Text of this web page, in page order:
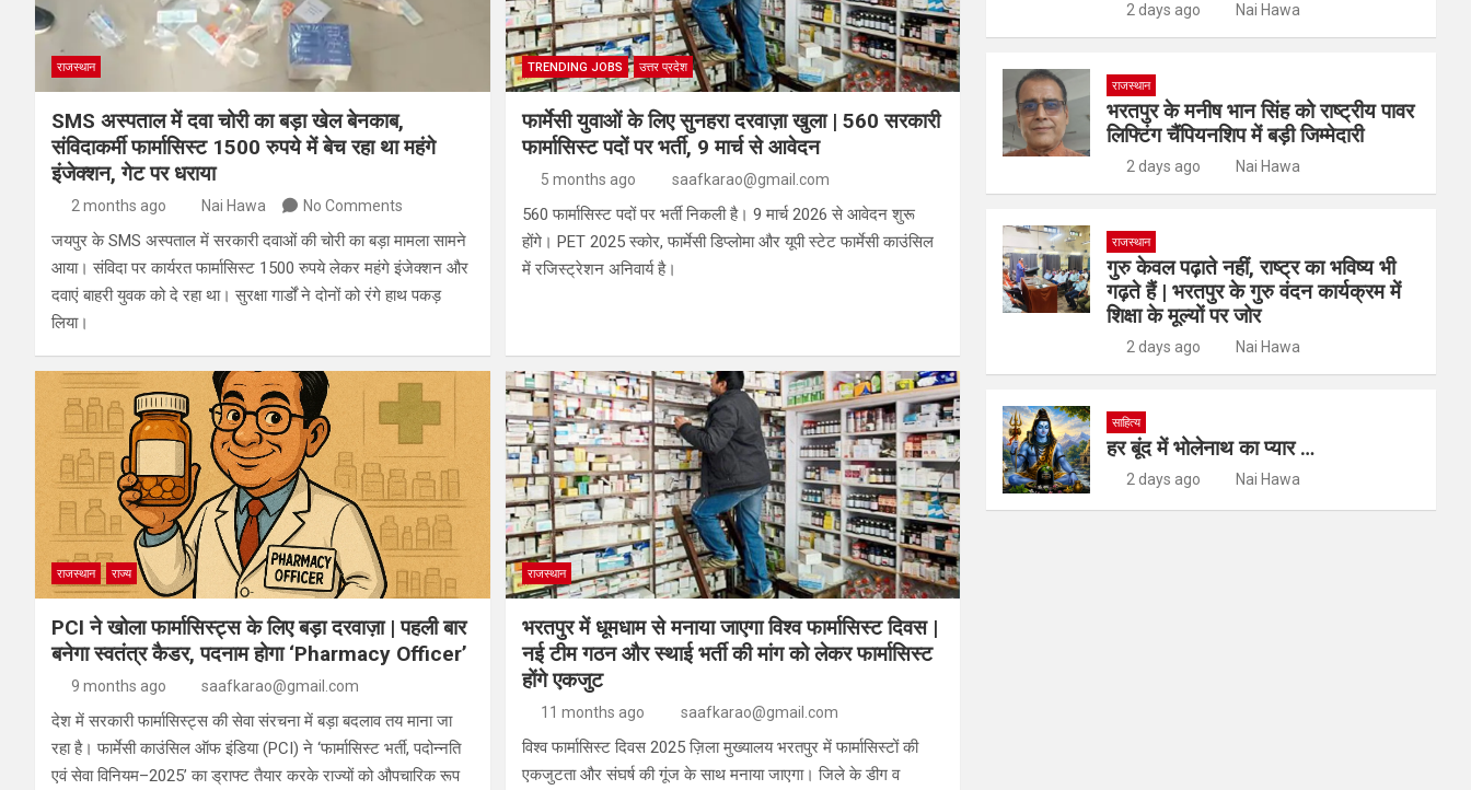
राजस्थान
SMS अस्पताल में दवा चोरी का बड़ा खेल बेनकाब,
संविदाकर्मी फार्मासिस्ट 1500 रुपये में बेच रहा था महंगे
इंजेक्शन, गेट पर धराया
2 months ago Nai Hawa No Comments
जयपुर के SMS अस्पताल में सरकारी दवाओं की चोरी का बड़ा मामला सामने
आया। संविदा पर कार्यरत फार्मासिस्ट 1500 रुपये लेकर महंगे इंजेक्शन और
दवाएं बाहरी युवक को दे रहा था। सुरक्षा गार्डों ने दोनों को रंगे हाथ पकड़
लिया।
TRENDING JOBS उत्तर प्रदेश
फार्मेसी युवाओं के लिए सुनहरा दरवाज़ा खुला | 560 सरकारी
फार्मासिस्ट पदों पर भर्ती, 9 मार्च से आवेदन
5 months ago saafkarao@gmail.com
560 फार्मासिस्ट पदों पर भर्ती निकली है। 9 मार्च 2026 से आवेदन शुरू
होंगे। PET 2025 स्कोर, फार्मेसी डिप्लोमा और यूपी स्टेट फार्मेसी काउंसिल
में रजिस्ट्रेशन अनिवार्य है।
राजस्थान राज्य
PCI ने खोला फार्मासिस्ट्स के लिए बड़ा दरवाज़ा | पहली बार
बनेगा स्वतंत्र कैडर, पदनाम होगा ‘Pharmacy Officer’
9 months ago saafkarao@gmail.com
देश में सरकारी फार्मासिस्ट्स की सेवा संरचना में बड़ा बदलाव तय माना जा
रहा है। फार्मेसी काउंसिल ऑफ इंडिया (PCI) ने ‘फार्मासिस्ट भर्ती, पदोन्नति
एवं सेवा विनियम–2025’ का ड्राफ्ट तैयार करके राज्यों को औपचारिक रूप
राजस्थान
भरतपुर में धूमधाम से मनाया जाएगा विश्व फार्मासिस्ट दिवस |
नई टीम गठन और स्थाई भर्ती की मांग को लेकर फार्मासिस्ट
होंगे एकजुट
11 months ago saafkarao@gmail.com
विश्व फार्मासिस्ट दिवस 2025 ज़िला मुख्यालय भरतपुर में फार्मासिस्टों की
एकजुटता और संघर्ष की गूंज के साथ मनाया जाएगा। जिले के डीग व
2 days ago Nai Hawa
राजस्थान
भरतपुर के मनीष भान सिंह को राष्ट्रीय पावर
लिफ्टिंग चैंपियनशिप में बड़ी जिम्मेदारी
2 days ago Nai Hawa
राजस्थान
गुरु केवल पढ़ाते नहीं, राष्ट्र का भविष्य भी
गढ़ते हैं | भरतपुर के गुरु वंदन कार्यक्रम में
शिक्षा के मूल्यों पर जोर
2 days ago Nai Hawa
साहित्य
हर बूंद में भोलेनाथ का प्यार …
2 days ago Nai Hawa